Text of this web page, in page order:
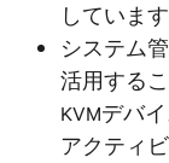
しています
システム
活用する
KVMデバ
アクティ